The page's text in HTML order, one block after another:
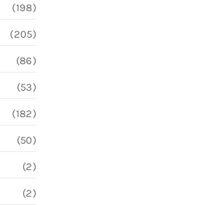
(198)
(205)
(86)
(53)
(182)
(50)
(2)
(2)